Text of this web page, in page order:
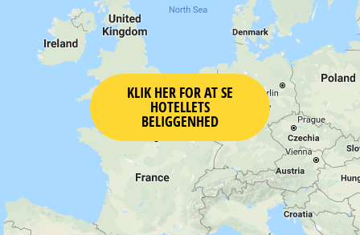
KLIK HER FOR AT SE
HOTELLETS
BELIGGENHED